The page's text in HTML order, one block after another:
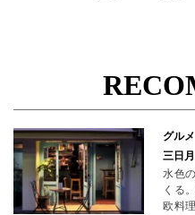
グルメ
三日
水色
くる
欧料